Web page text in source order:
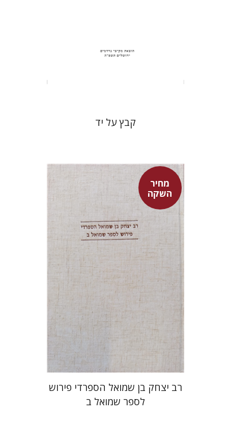
הנחת אתר ספר מודפס
קבץ על יד
מחיר
השקה
שמעון שטובר
מחיר השקה
$50
$35
רב יצחק בן שמואל הספרדי פירוש
לספר שמואל ב